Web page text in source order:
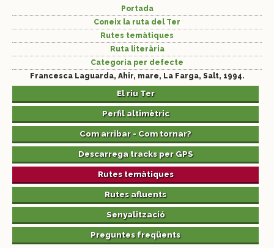
Portada
Coneix la ruta del Ter
Rutes temàtiques
Ruta literària
Categoria per defecte
Francesca Laguarda, Ahir, mare, La Farga, Salt, 1994.
El riu Ter
Perfil altimètric
Com arribar - Com tornar?
Descarrega tracks per GPS
Rutes temàtiques
Rutes afluents
Senyalització
Preguntes freqüents